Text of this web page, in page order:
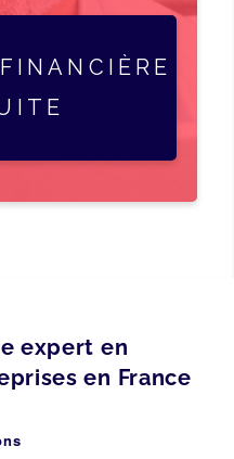
expert en
en France